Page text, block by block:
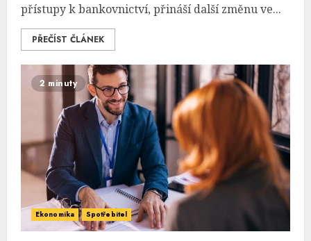
přístupy k bankovnictví, přináší další změnu ve...
PŘEČÍST ČLÁNEK
2 minuty
Ekonomika Spotřebitel